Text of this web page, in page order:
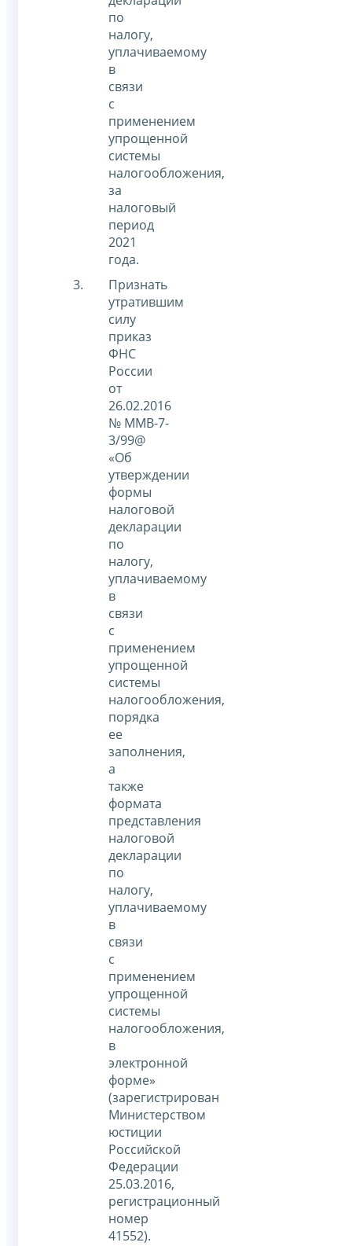
по
налогу,
уплачиваемому
в
связи
с
применением
упрощенной
системы
налогообложения,
за
налоговый
период
2021
года.
Признать
утратившим
силу
приказ
ФНС
России
от
26.02.2016
№ ММВ-7-
3/99@
«Об
утверждении
формы
налоговой
декларации
по
налогу,
уплачиваемому
в
связи
с
применением
упрощенной
системы
налогообложения,
порядка
ее
заполнения,
а
также
формата
представления
налоговой
декларации
по
налогу,
уплачиваемому
в
связи
с
применением
упрощенной
системы
налогообложения,
в
электронной
форме»
(зарегистрирован
Министерством
юстиции
Российской
Федерации
25.03.2016,
регистрационный
номер
41552).